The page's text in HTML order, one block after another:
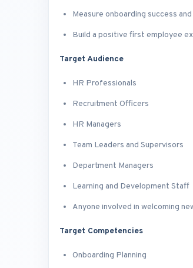
Measure onboarding success
Build a positive first employee
Target Audience
HR Professionals
Recruitment Officers
HR Managers
Team Leaders and Supervisors
Department Managers
Learning and Development Staff
Anyone involved in welcoming
Target Competencies
Onboarding Planning